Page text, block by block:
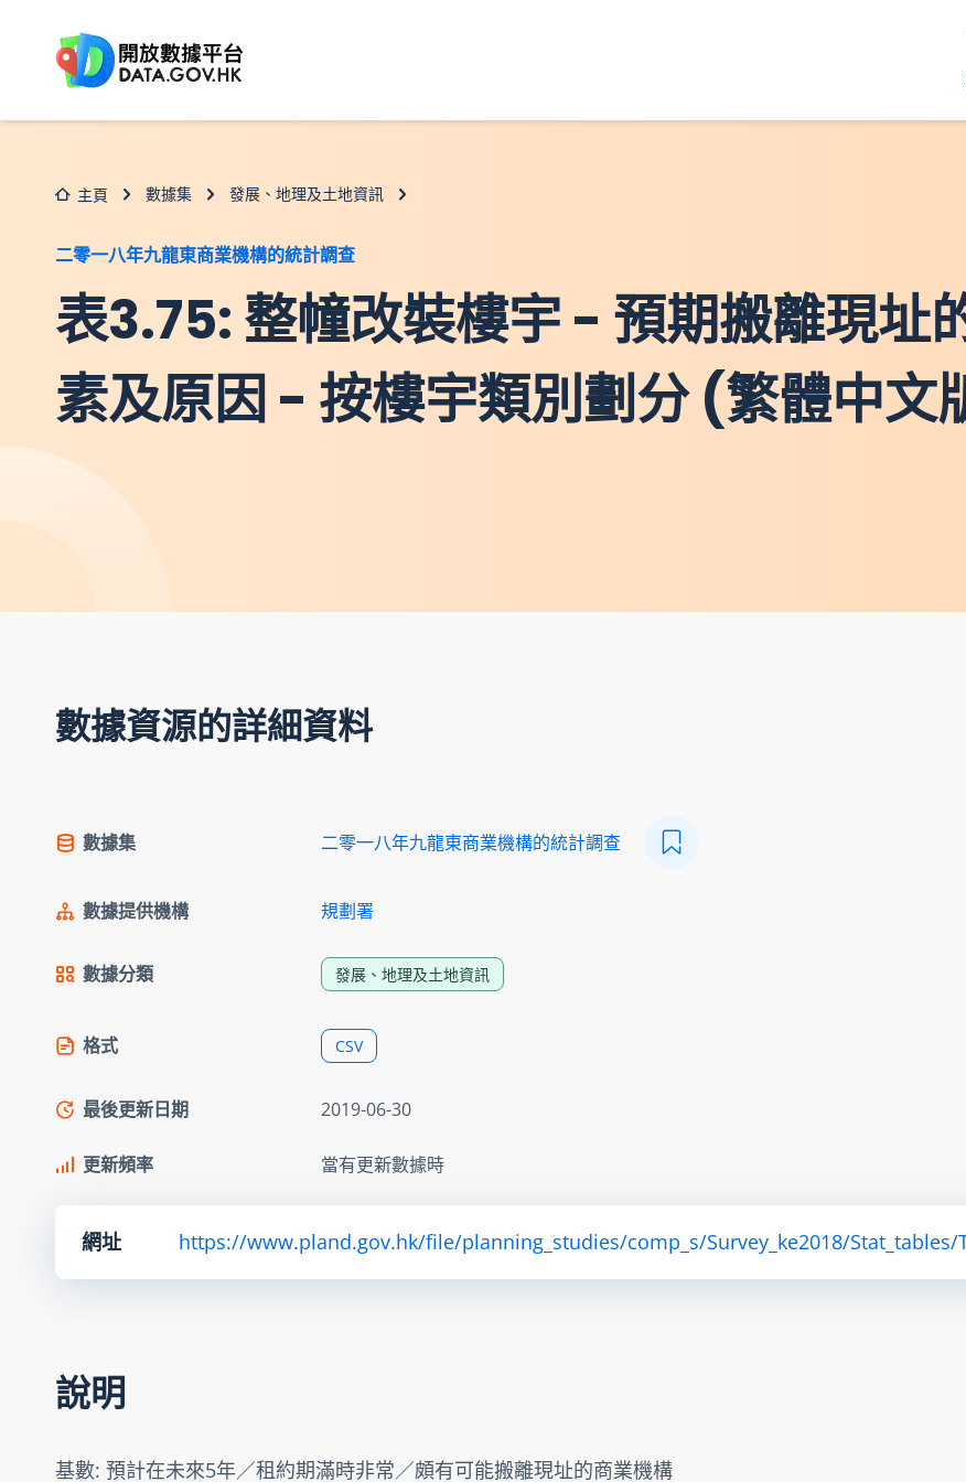
主頁 數據集 發展、地理及土地資訊
二零一八年九龍東商業機構的統計調查
表3.75: 整幢改裝樓宇 - 預期搬離現址
素及原因 - 按樓宇類別劃分 (繁體中文
數據資源的詳細資料
數據集 二零一八年九龍東商業機構的統計調查
數據提供機構 規劃署
數據分類 發展、地理及土地資訊
格式 CSV
最後更新日期 2019-06-30
更新頻率 當有更新數據時
網址 https://www.pland.gov.hk/file/planning_studies/comp_s/Survey_ke2018/Stat_tables/
說明
基數: 預計在未來5年／租約期滿時非常／頗有可能搬離現址的商業機構